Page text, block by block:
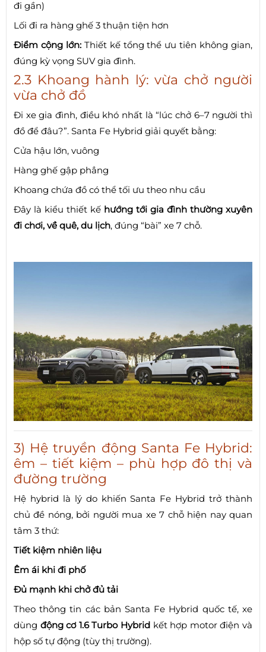
đi gần)
Lối đi ra hàng ghế 3 thuận tiện hơn
Điểm cộng lớn:Thiết kế tổng thể ưu tiên không gian,
đúng kỳ vọng SUV gia đình.
2.3 Khoang hành lý: vừa chở người
vừa chở đồ
Đi xe gia đình, điều khó nhất là “lúc chở 6–7 người thì
đồ để đâu?”. Santa Fe Hybrid giải quyết bằng:
Cửa hậu lớn, vuông
Hàng ghế gập phẳng
Khoang chứa đồ có thể tối ưu theo nhu cầu
Đây là kiểu thiết kế hướng tới gia đình thường xuyên
đi chơi, về quê, du lịch, đúng “bài” xe 7 chỗ.
3) Hệ truyền động Santa Fe Hybrid:
êm – tiết kiệm – phù hợp đô thị và
đường trường
Hệ hybrid là lý do khiến Santa Fe Hybrid trở thành
chủ đề nóng, bởi người mua xe 7 chỗ hiện nay quan
tâm 3 thứ:
Tiết kiệm nhiên liệu
Êm ái khi đi phố
Đủ mạnh khi chở đủ tải
Theo thông tin các bản Santa Fe Hybrid quốc tế, xe
dùng động cơ 1.6 Turbo Hybrid kết hợp motor điện và
hộp số tự động (tùy thị trường).